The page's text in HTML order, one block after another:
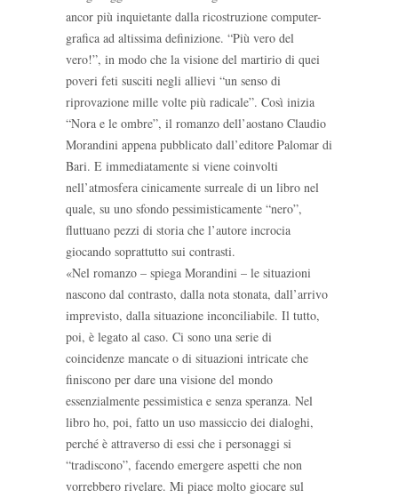
ancor più inquietante dalla ricostruzione computer-
grafica ad altissima definizione. “Più vero del
vero!”, in modo che la visione del martirio di quei
poveri feti susciti negli allievi “un senso di
riprovazione mille volte più radicale”. Così inizia
“Nora e le ombre”, il romanzo dell’aostano Claudio
Morandini appena pubblicato dall’editore Palomar di
Bari. E immediatamente si viene coinvolti
nell’atmosfera cinicamente surreale di un libro nel
quale, su uno sfondo pessimisticamente “nero”,
fluttuano pezzi di storia che l’autore incrocia
giocando soprattutto sui contrasti.
«Nel romanzo – spiega Morandini – le situazioni
nascono dal contrasto, dalla nota stonata, dall’arrivo
imprevisto, dalla situazione inconciliabile. Il tutto,
poi, è legato al caso. Ci sono una serie di
coincidenze mancate o di situazioni intricate che
finiscono per dare una visione del mondo
essenzialmente pessimistica e senza speranza. Nel
libro ho, poi, fatto un uso massiccio dei dialoghi,
perché è attraverso di essi che i personaggi si
“tradiscono”, facendo emergere aspetti che non
vorrebbero rivelare. Mi piace molto giocare sul